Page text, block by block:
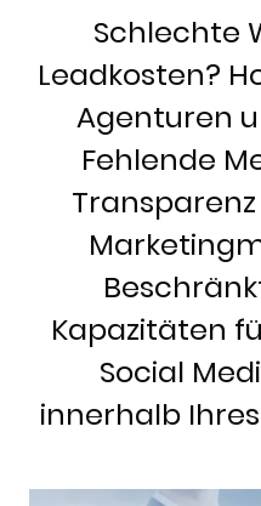
Schlechte
Leadkosten?
Agenturen
Fehlende
Kapazitäten
Social
innerhalb